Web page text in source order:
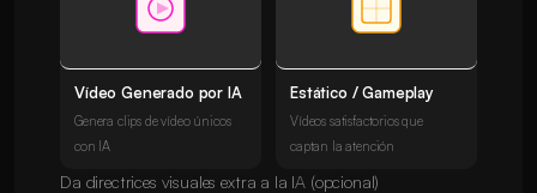
Vídeo Generado por IA
Genera clips de vídeo únicos
con IA
Estático / Gameplay
Vídeos satisfactorios que
captan la atención
Da directrices visuales extra a la IA (opcional)